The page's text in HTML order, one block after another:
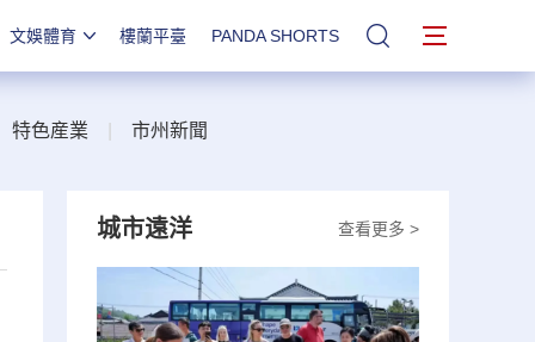
文娛體育 樓蘭平臺 PANDA SHORTS 站內搜索
特色産業 市州新聞
查看更多 >
城市遠洋